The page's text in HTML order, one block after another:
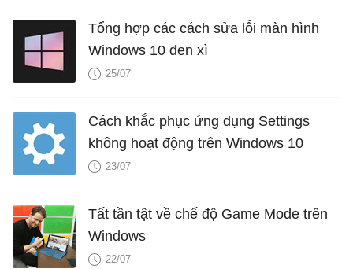
Tổng hợp các cách sửa lỗi màn hình
Windows 10 đen xì
25/07
Cách khắc phục ứng dụng Settings
không hoạt động trên Windows 10
23/07
Tất tần tật về chế độ Game Mode trên
Windows
22/07